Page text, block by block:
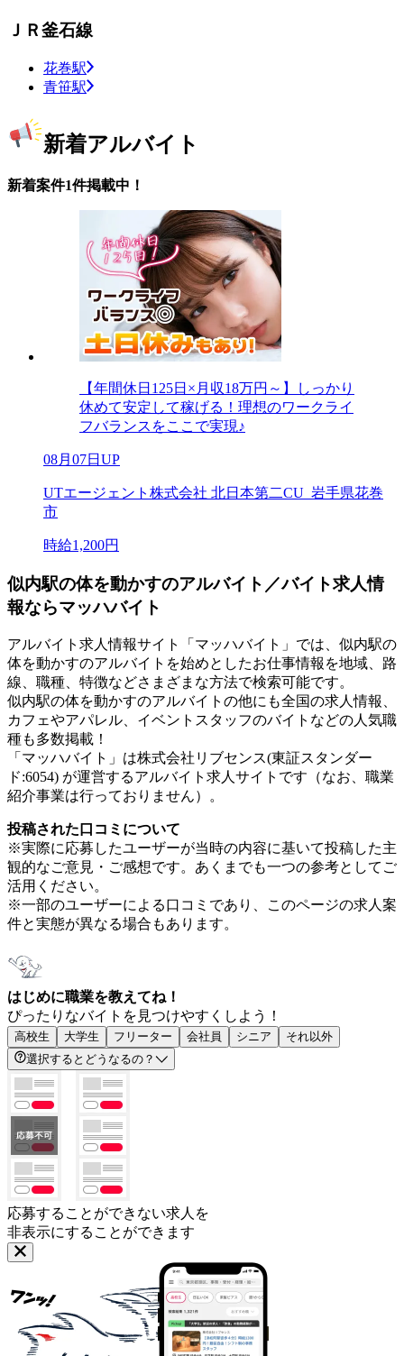
ＪＲ釜石線
花巻駅
青笹駅
新着アルバイト
新着案件1件掲載中！
【年間休日125日×月収18万円～】しっかり
休めて安定して稼げる！理想のワークライ
フバランスをここで実現♪
08月07日UP
UTエージェント株式会社 北日本第二CU_岩手県花巻
市
時給1,200円
似内駅の体を動かすのアルバイト／バイト求人情
報ならマッハバイト
アルバイト求人情報サイト「マッハバイト」では、似内駅の
体を動かすのアルバイトを始めとしたお仕事情報を地域、路
線、職種、特徴などさまざまな方法で検索可能です。
似内駅の体を動かすのアルバイトの他にも全国の求人情報、
カフェやアパレル、イベントスタッフのバイトなどの人気職
種も多数掲載！
「マッハバイト」は株式会社リブセンス(東証スタンダー
ド:6054) が運営するアルバイト求人サイトです（なお、職業
紹介事業は行っておりません）。
投稿された口コミについて
※実際に応募したユーザーが当時の内容に基いて投稿した主
観的なご意見・ご感想です。あくまでも一つの参考としてご
活用ください。
※一部のユーザーによる口コミであり、このページの求人案
件と実態が異なる場合もあります。
はじめに職業を教えてね！
ぴったりなバイトを見つけやすくしよう！
高校生 大学生 フリーター 会社員 シニア
それ以外
選択するとどうなるの？
応募することができない求人を
非表示にすることができます